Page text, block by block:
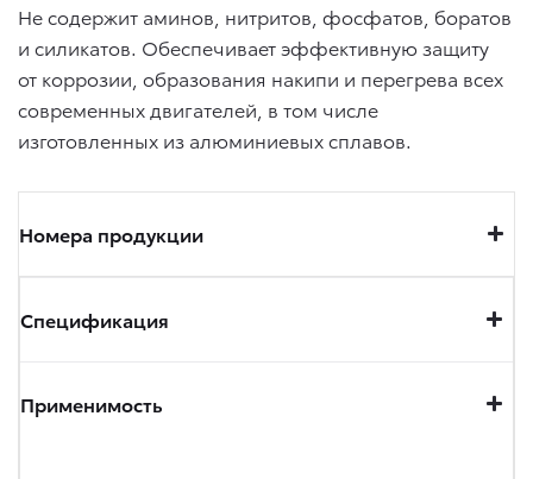
Не содержит аминов, нитритов, фосфатов, боратов
и силикатов. Обеспечивает эффективную защиту
от коррозии, образования накипи и перегрева всех
современных двигателей, в том числе
изготовленных из алюминиевых сплавов.
Номера продукции
Спецификация
Применимость